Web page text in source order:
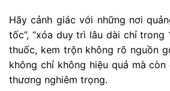
Hãy cảnh giác với những nơi
tốc”, “xóa duy trì lâu dài chỉ trong
thuốc, kem trộn không rõ nguồn
không chỉ không hiệu quả mà
thương nghiêm trọng.